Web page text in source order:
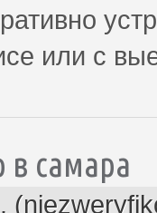
или с
в самара